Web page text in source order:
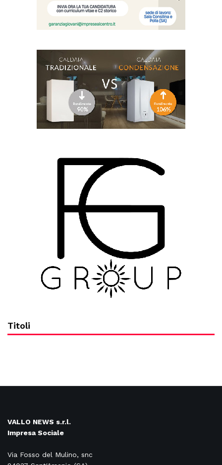
Titoli
VALLO NEWS s.r.l.
Impresa Sociale
Via Fosso del Mulino, snc